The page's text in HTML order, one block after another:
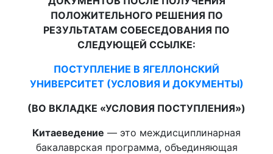
ПОЛОЖИТЕЛЬНОГО РЕШЕНИЯ ПО
РЕЗУЛЬТАТАМ СОБЕСЕДОВАНИЯ ПО
СЛЕДУЮЩЕЙ ССЫЛКЕ:
ПОСТУПЛЕНИЕ В ЯГЕЛЛОНСКИЙ
УНИВЕРСИТЕТ (УСЛОВИЯ И ДОКУМЕНТЫ)
(ВО ВКЛАДКЕ «УСЛОВИЯ ПОСТУПЛЕНИЯ»)
Китаеведение — это междисциплинарная
бакалаврская программа, объединяющая